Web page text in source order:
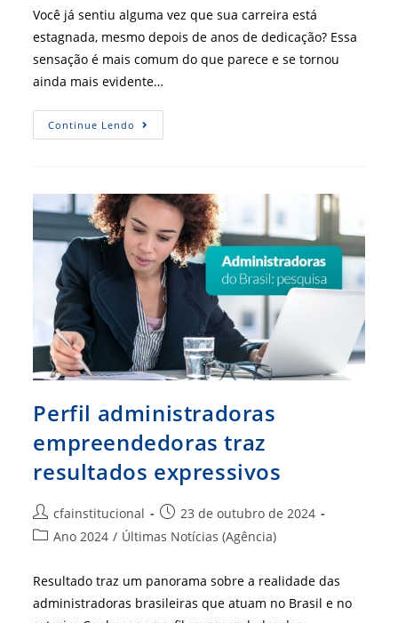
Você já sentiu alguma vez que sua carreira está
estagnada, mesmo depois de anos de dedicação? Essa
sensação é mais comum do que parece e se tornou
ainda mais evidente…
Continue Lendo RBA
162
Muito
Mais
Informação
Perfil administradoras
empreendedoras traz
resultados expressivos
Autor
do
cfainstitucional
Post
publicado:
23 de outubro de 2024
Categoria
Ano 2024 / Últimas Notícias (Agência)
Resultado traz um panorama sobre a realidade das
administradoras brasileiras que atuam no Brasil e no